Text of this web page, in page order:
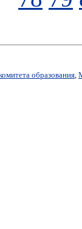
образования,